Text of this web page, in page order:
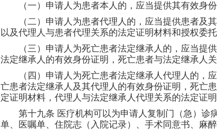
（一）申请人为患者本人的，应当提供其有效身
（二）申请人为患者代理人的，应当提供患者及
以及代理人与患者代理关系的法定证明材料和授权委托
（三）申请人为死亡患者法定继承人的，应当提
法定继承人的有效身份证明，死亡患者与法定继承人
（四）申请人为死亡患者法定继承人代理人的，
亡患者法定继承人及其代理人的有效身份证明，死亡
定证明材料，代理人与法定继承人代理关系的法定证明
第十九条 医疗机构可以为申请人复制门（急）诊
单、医嘱单、住院志（入院记录）、手术同意书、麻